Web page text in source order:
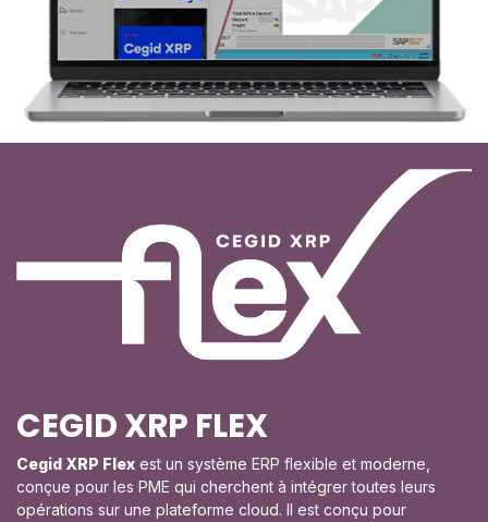
CEGID XRP FLEX
Cegid XRP Flex est un système ERP flexible et moderne,
conçue pour les PME qui cherchent à intégrer toutes leurs
opérations sur une plateforme cloud. Il est conçu pour